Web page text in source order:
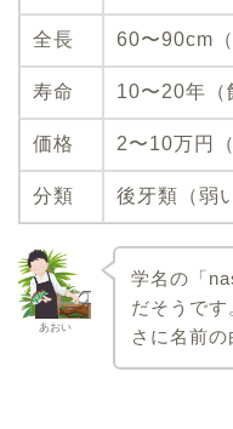
全長 60〜90cm
寿命 10〜20年（
価格 2〜10万円
分類 後牙類（弱
あおい
学名の「
だそうで
さに名前の